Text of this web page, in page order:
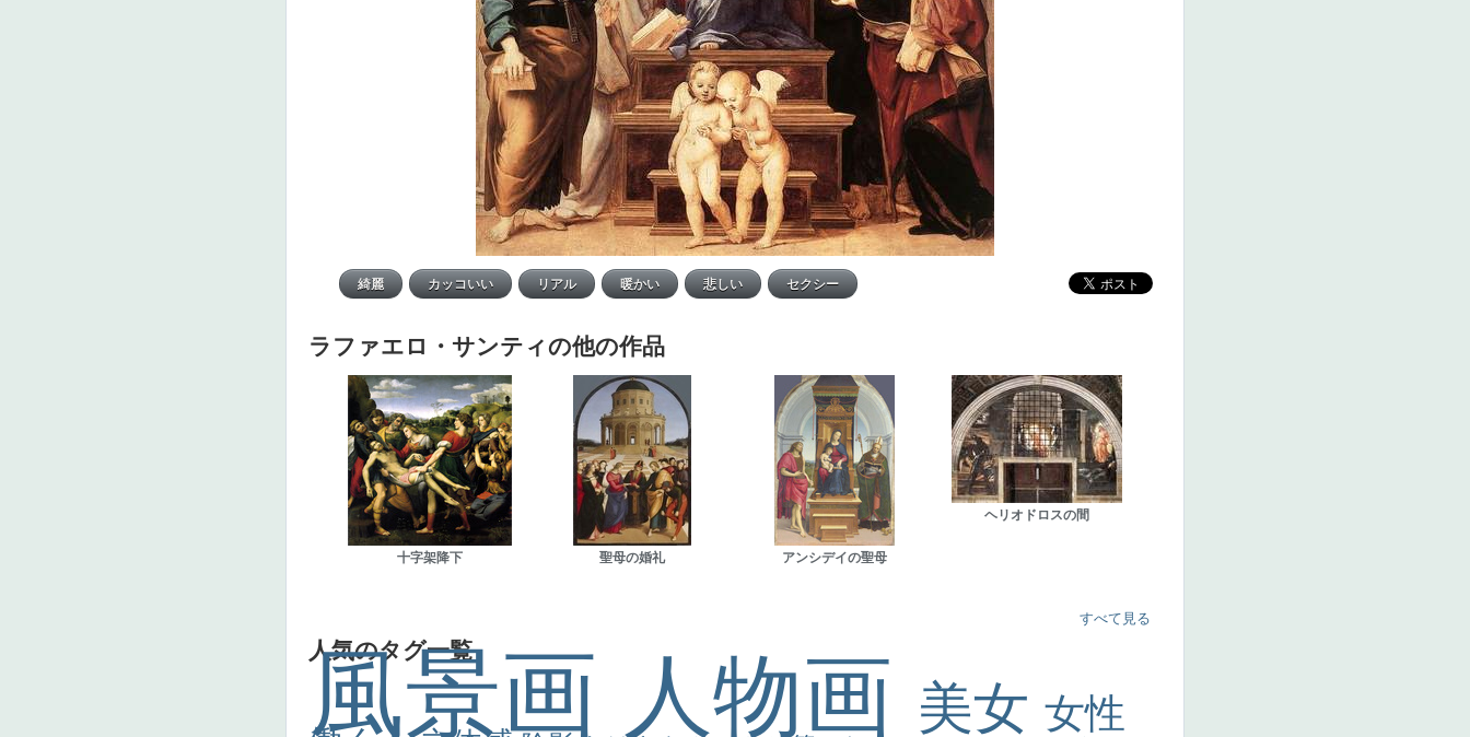
ラファエロ・サンティの他の作品
十字架降下 聖母の婚礼 アンシデイの聖母
ヘリオドロスの間
すべて見る
人気のタグ一覧
風景画 人物画 美女 女性